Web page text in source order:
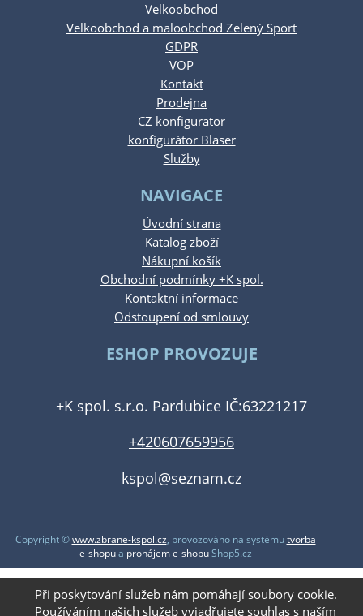
Velkoobchod
Velkoobchod a maloobchod Zelený Sport
GDPR
VOP
Kontakt
Prodejna
CZ konfigurator
konfigurátor Blaser
Služby
NAVIGACE
Úvodní strana
Katalog zboží
Nákupní košík
Obchodní podmínky +K spol.
Kontaktní informace
Odstoupení od smlouvy
ESHOP PROVOZUJE
+K spol. s.r.o. Pardubice IČ:63221217
+420607659956
kspol@seznam.cz
Copyright ©www.zbrane-kspol.cz, provozováno na systémutvorba
e-shopua pronájem e-shopuShop5.cz
Při poskytování služeb nám pomáhají soubory cookie.
Používáním našich služeb vyjadřujete souhlas s naším